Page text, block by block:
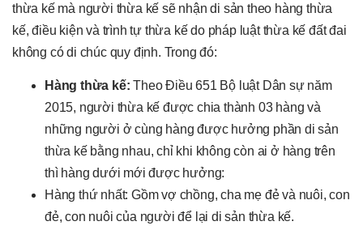
thừa kế mà người thừa kế sẽ nhận di sản theo hàng thừa
kế, điều kiện và trình tự thừa kế do pháp luật thừa kế đất đai
không có di chúc quy định. Trong đó:
Hàng thừa kế: Theo Điều 651 Bộ luật Dân sự năm
2015, người thừa kế được chia thành 03 hàng và
những người ở cùng hàng được hưởng phần di sản
thừa kế bằng nhau, chỉ khi không còn ai ở hàng trên
thì hàng dưới mới được hưởng:
Hàng thứ nhất: Gồm vợ chồng, cha mẹ đẻ và nuôi, con
đẻ, con nuôi của người để lại di sản thừa kế.